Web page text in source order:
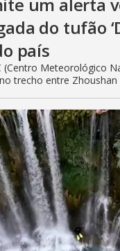
um alerta
do tufão
país
(Centro Meteorológico
trecho entre Zhoushan